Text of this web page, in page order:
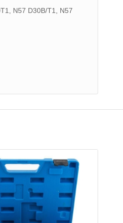
N57 D30B/T1, N57